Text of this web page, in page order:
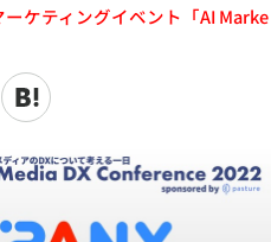
ケティングイベント「AI Marke